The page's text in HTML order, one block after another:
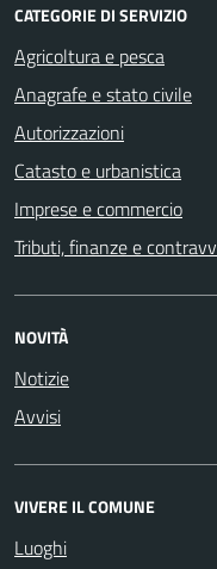
CATEGORIE DI SERVIZIO
Agricoltura e pesca
Anagrafe e stato civile
Autorizzazioni
Catasto e urbanistica
Imprese e commercio
Tributi, finanze e
NOVITÀ
Notizie
Avvisi
VIVERE IL COMUNE
Luoghi